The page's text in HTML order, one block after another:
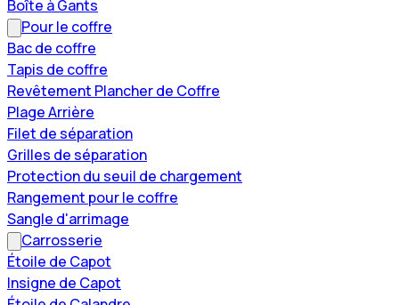
Boîte à Gants
Pour le coffre
Bac de coffre
Tapis de coffre
Revêtement Plancher de Coffre
Plage Arrière
Filet de séparation
Grilles de séparation
Protection du seuil de chargement
Rangement pour le coffre
Sangle d'arrimage
Carrosserie
Étoile de Capot
Insigne de Capot